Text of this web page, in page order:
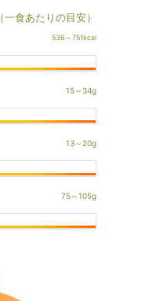
（一食あたりの目安）